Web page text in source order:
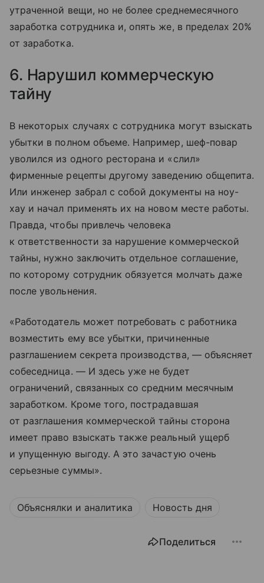
утраченной вещи, но не более среднемесячного
заработка сотрудника и, опять же, в пределах 20%
от заработка.
6. Нарушил коммерческую
тайну
В некоторых случаях с сотрудника могут взыскать
убытки в полном объеме. Например, шеф-повар
уволился из одного ресторана и «слил»
фирменные рецепты другому заведению общепита.
Или инженер забрал с собой документы на ноу-
хау и начал применять их на новом месте работы.
Правда, чтобы привлечь человека
к ответственности за нарушение коммерческой
тайны, нужно заключить отдельное соглашение,
по которому сотрудник обязуется молчать даже
после увольнения.
«Работодатель может потребовать с работника
возместить ему все убытки, причиненные
разглашением секрета производства, — объясняет
собеседница. — И здесь уже не будет
ограничений, связанных со средним месячным
заработком. Кроме того, пострадавшая
от разглашения коммерческой тайны сторона
имеет право взыскать также реальный ущерб
и упущенную выгоду. А это зачастую очень
серьезные суммы».
Объяснялки и аналитика Новость дня
Поделиться